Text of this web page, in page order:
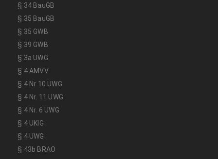
§ 34 BauGB
§ 35 BauGB
§ 35 GWB
§ 39 GWB
§ 3a UWG
§ 4 AMVV
§ 4 Nr 10 UWG
§ 4 Nr. 11 UWG
§ 4 Nr. 6 UWG
§ 4 UKlG
§ 4 UWG
§ 43b BRAO